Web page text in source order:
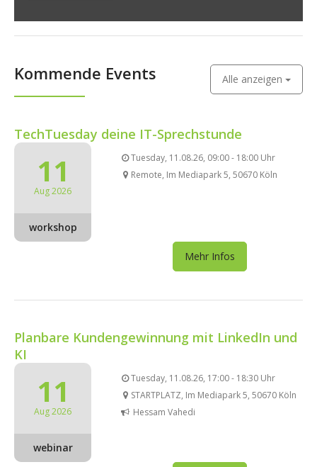
Kommende Events Alle anzeigen
TechTuesday deine IT-Sprechstunde
11
Aug 2026
workshop
Tuesday, 11.08.26, 09:00 - 18:00 Uhr
Remote, Im Mediapark 5, 50670 Köln
Mehr Infos
Planbare Kundengewinnung mit LinkedIn und
KI
11
Aug 2026
webinar
Tuesday, 11.08.26, 17:00 - 18:30 Uhr
STARTPLATZ, Im Mediapark 5, 50670 Köln
Hessam Vahedi